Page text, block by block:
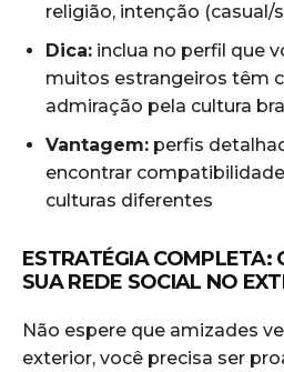
religião, intenção (casual/
Dica: inclua no perfil que
muitos estrangeiros têm
admiração pela cultura
Vantagem: perfis
encontrar
culturas diferentes
ESTRATÉGIA COMPLETA:
SUA REDE SOCIAL NO
Não espere que amizades
exterior, você precisa ser